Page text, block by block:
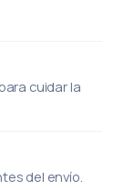
cuidar la
del envío.